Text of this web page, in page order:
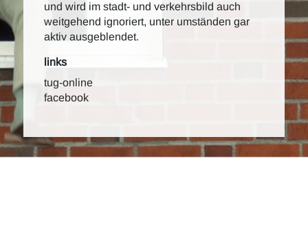
und wird im stadt- und verkehrsbild auch
weitgehend ignoriert, unter umständen gar
aktiv ausgeblendet.
links
tug-online
facebook